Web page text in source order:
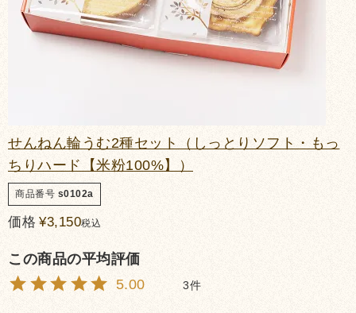
せんねん輪うむ2種セット（しっとりソフト・もっ
ちりハード【米粉100%】）
商品番号 s0102a
価格 ¥3,150税込
5.00 3